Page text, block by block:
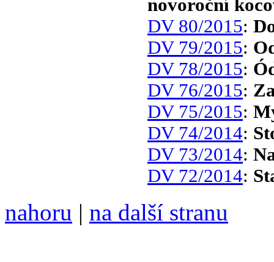
novoroční
DV 80/2015:
DV 79/2015:
DV 78/2015:
DV 76/2015:
DV 75/2015:
DV 74/2014:
DV 73/2014:
DV 72/2014:
nahoru | na další stranu